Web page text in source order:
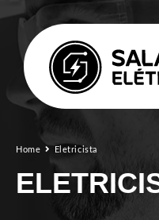
Home Eletricista